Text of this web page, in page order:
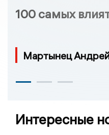
100 самых
Мартынец
Интересные